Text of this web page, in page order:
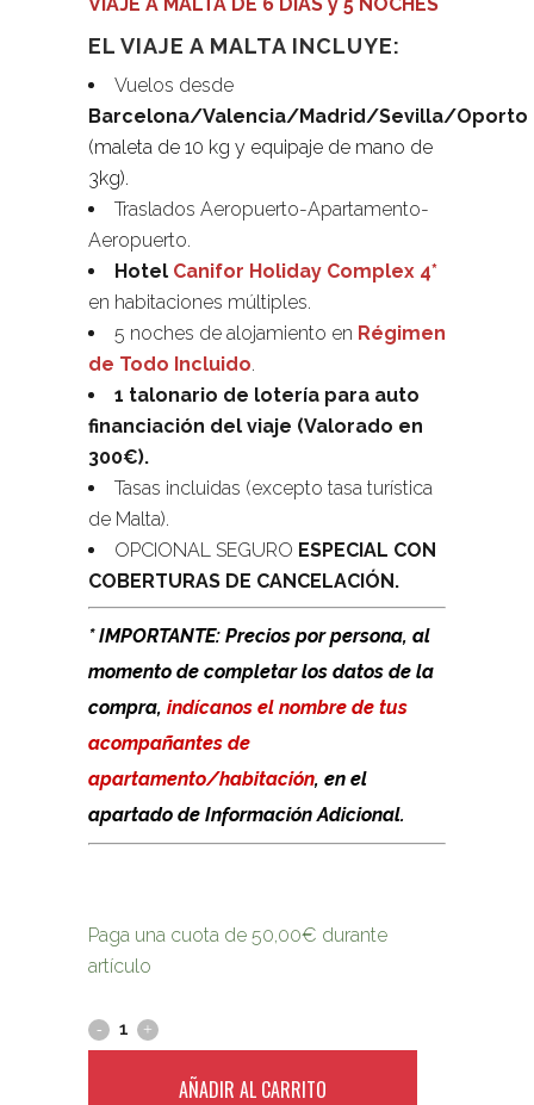
EL VIAJE A MALTA INCLUYE:
Vuelos desde
Barcelona/Valencia/Madrid/Sevilla/Oporto
(maleta de 10 kg y equipaje de mano de
3kg).
Traslados Aeropuerto-Apartamento-
Aeropuerto.
Hotel Canifor Holiday Complex 4*
en habitaciones múltiples.
5 noches de alojamiento en Régimen
de Todo Incluido.
1 talonario de lotería para auto
financiación del viaje (Valorado en
300€).
Tasas incluidas (excepto tasa turística
de Malta).
OPCIONAL SEGURO ESPECIAL CON
COBERTURAS DE CANCELACIÓN.
* IMPORTANTE: Precios por persona, al
momento de completar los datos de la
compra, indícanos el nombre de tus
acompañantes de
apartamento/habitación, en el
apartado de Información Adicional.
Paga una cuota de 50,00€ durante
artículo
AÑADIR AL CARRITO